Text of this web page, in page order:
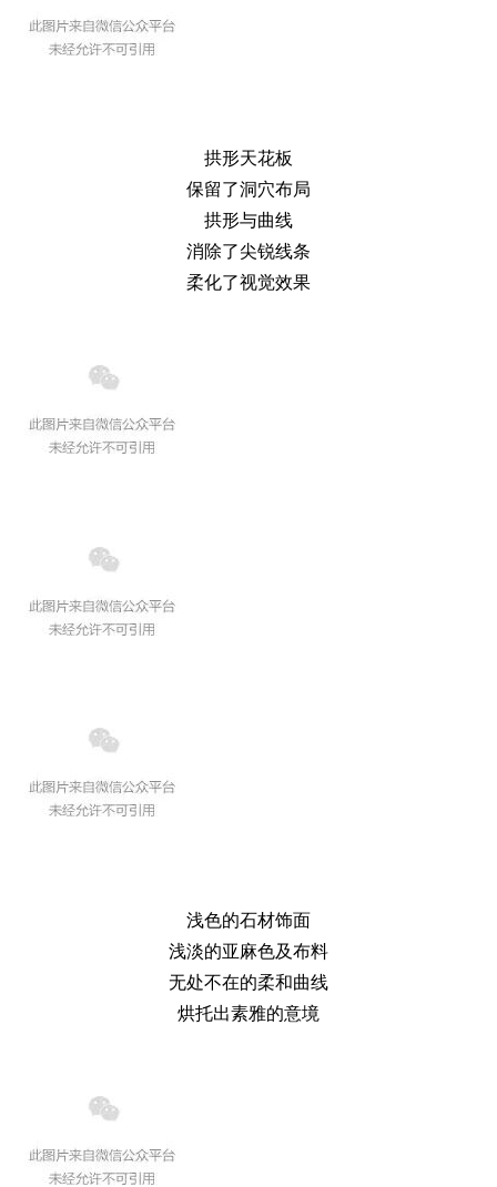
拱形天花板
保留了洞穴布局
拱形与曲线
消除了尖锐线条
柔化了视觉效果
浅色的石材饰面
浅淡的亚麻色及布料
无处不在的柔和曲线
烘托出素雅的意境